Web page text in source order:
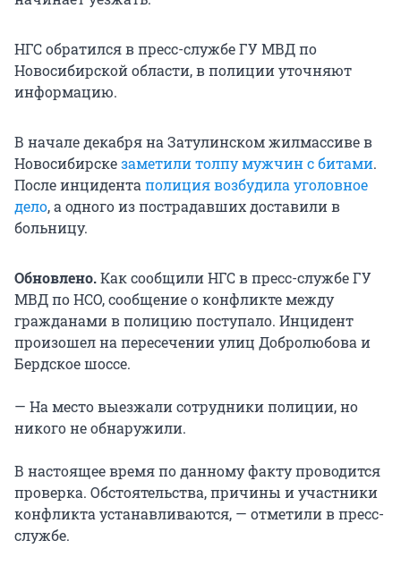
НГС обратился в пресс-службе ГУ МВД по
Новосибирской области, в полиции уточняют
информацию.
В начале декабря на Затулинском жилмассиве в
Новосибирскезаметили толпу мужчин с битами.
После инцидентаполиция возбудила уголовное
дело, а одного из пострадавших доставили в
больницу.
Обновлено.Как сообщили НГС в пресс-службе ГУ
МВД по НСО, сообщение о конфликте между
гражданами в полицию поступало. Инцидент
произошел на пересечении улиц Добролюбова и
Бердское шоссе.
— На место выезжали сотрудники полиции, но
никого не обнаружили.
В настоящее время по данному факту проводится
проверка. Обстоятельства, причины и участники
конфликта устанавливаются, — отметили в пресс-
службе.